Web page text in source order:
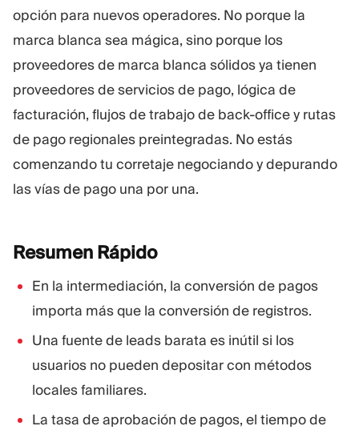
opción para nuevos operadores. No porque la
marca blanca sea mágica, sino porque los
proveedores de marca blanca sólidos ya tienen
proveedores de servicios de pago, lógica de
facturación, flujos de trabajo de back-office y rutas
de pago regionales preintegradas. No estás
comenzando tu corretaje negociando y depurando
las vías de pago una por una.
Resumen Rápido
En la intermediación, la conversión de pagos
importa más que la conversión de registros.
Una fuente de leads barata es inútil si los
usuarios no pueden depositar con métodos
locales familiares.
La tasa de aprobación de pagos, el tiempo de